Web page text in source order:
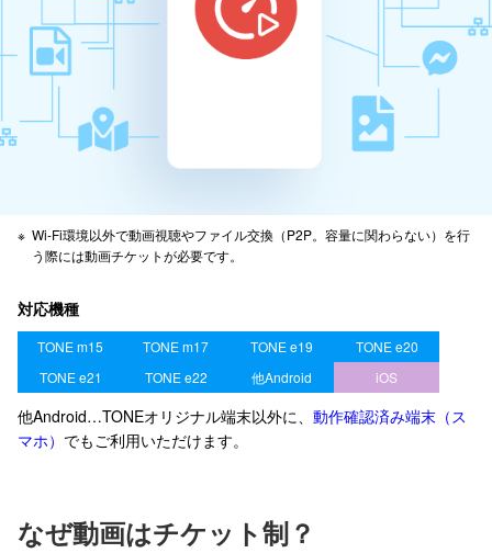
※ Wi-Fi環境以外で動画視聴やファイル交換（P2P。容量に関わらない）を行
う際には動画チケットが必要です。
対応機種
TONE m15 TONE m17 TONE e19
TONE e20
TONE e21
TONE e22 他Android iOS
他Android…TONEオリジナル端末以外に、 動作確認済み端末（ス
マホ） でもご利用いただけます。
なぜ動画はチケット制？